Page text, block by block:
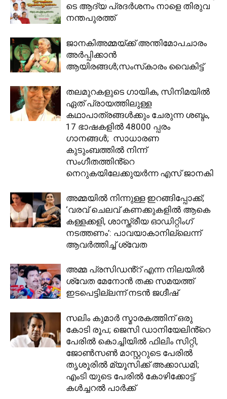
ടെ ആ​ദ്യ പ്ര​ദ​ർ​ശ​നം നാ​ളെ തി​രു​വ​
ന​ന്ത​പു​ര​ത്ത്
ജാനകിഅമ്മയ്ക്ക് അന്തിമോപചാരം
അർപ്പിക്കാൻ
ആയിരങ്ങൾ;സംസ്‌കാരം വൈകിട്ട്
തലമുറകളുടെ ഗായിക, സിനിമയിൽ
ഏത് പ്രായത്തിലുള്ള
കഥാപാത്രങ്ങൾക്കും ചേരുന്ന ശബ്ദം,
17 ഭാഷകളിൽ 48000 പ്പരം
ഗാനങ്ങൾ; സാധാരണ
കുടുംബത്തിൽ നിന്ന്
സംഗീതത്തിൻ്റെ
നെറുകയിലേക്കുയർന്ന എസ് ജാനകി
അമ്മയിൽ നിന്നുള്ള ഇറങ്ങിപ്പോക്ക്;
‘വരവ് ചെലവ് കണക്കുകളിൽ ആകെ
കള്ളക്കളി, ശാസ്ത്രീയ ഓഡിറ്റിം​ഗ്
നടത്തണം’: പാവയാകാനില്ലെന്ന്
ആവർത്തിച്ച് ശ്വേത
അമ്മ പ്രസിഡൻ്റ് എന്ന നിലയിൽ
ശ്വേത മേനോൻ തക്ക സമയത്ത്
ഇടപെട്ടില്ലന്ന് നടൻ ജഗ്ദീഷ്
സലിം കുമാര്‍ സ്മാരകത്തിന് ഒരു
കോടി രൂപ; ജെസി ഡാനിയേലിൻ്റെ
പേരിൽ കൊച്ചിയിൽ ഫിലിം സിറ്റി,
ജോൺസൺ മാസ്റ്ററുടെ പേരിൽ
തൃശൂരിൽ മ്യൂസിക്ക് അക്കാഡമി;
എംടി യുടെ പേരിൽ കോഴിക്കോട്ട്
കൾച്ചറൽ പാർക്ക്